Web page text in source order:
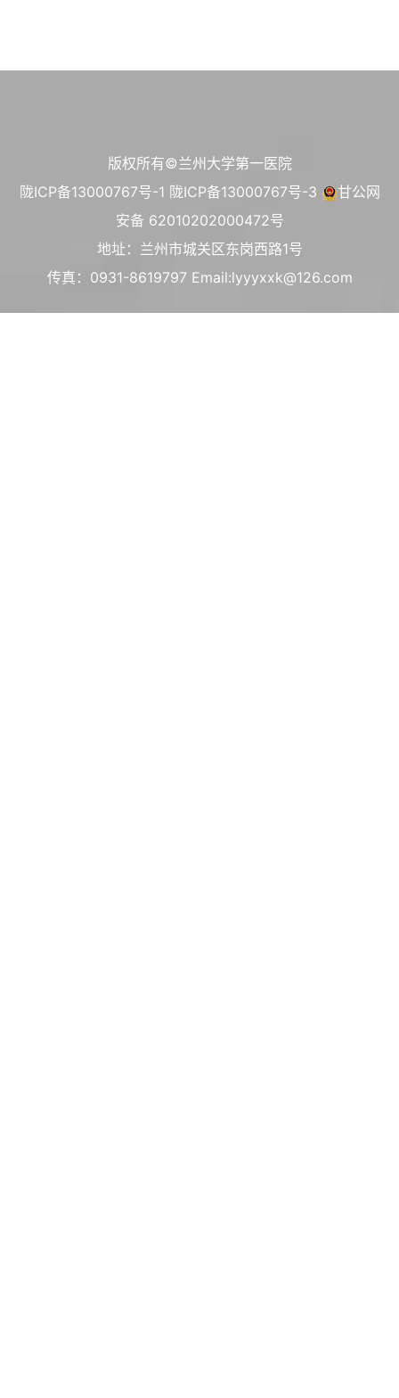
版权所有©兰州大学第一医院
陇ICP备13000767号-1 陇ICP备13000767号-3
甘公网
安备 62010202000472号
地址：兰州市城关区东岗西路1号
传真：0931-8619797 Email:lyyyxxk@126.com